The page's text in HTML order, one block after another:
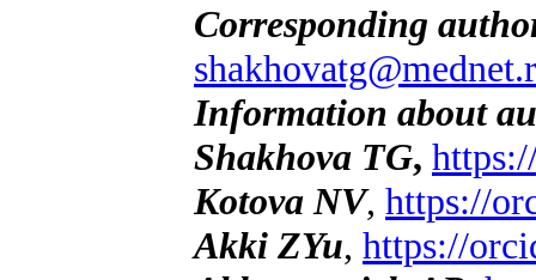
Corresponding
Information about
Shakhova TG,
Kotova NV, https://
Akki ZYu, https://